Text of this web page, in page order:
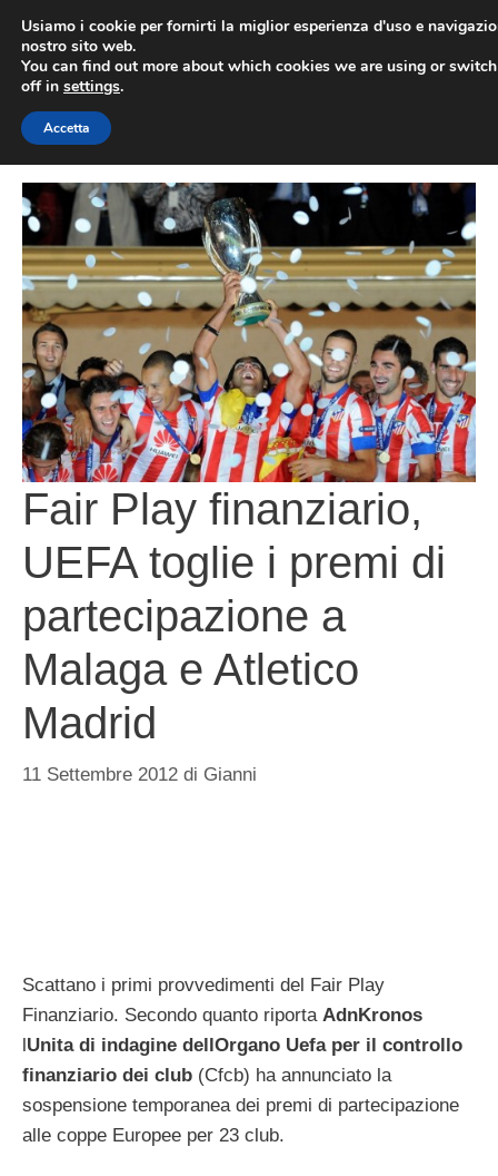
contenuto
Fair Play finanziario,
UEFA toglie i premi di
partecipazione a
Malaga e Atletico
Madrid
11 Settembre 2012 di Gianni
Scattano i primi provvedimenti del Fair Play
Finanziario. Secondo quanto riporta AdnKronos
Unita di indagine dellOrgano Uefa per il controllo
finanziario dei club (Cfcb) ha annunciato la
sospensione temporanea dei premi di partecipazione
alle coppe Europee per 23 club.
Usiamo i cookie per fornirti la miglior esperienza d'uso e
nostro sito web.
You can find out more about which cookies we are using or
off in settings.
Accetta